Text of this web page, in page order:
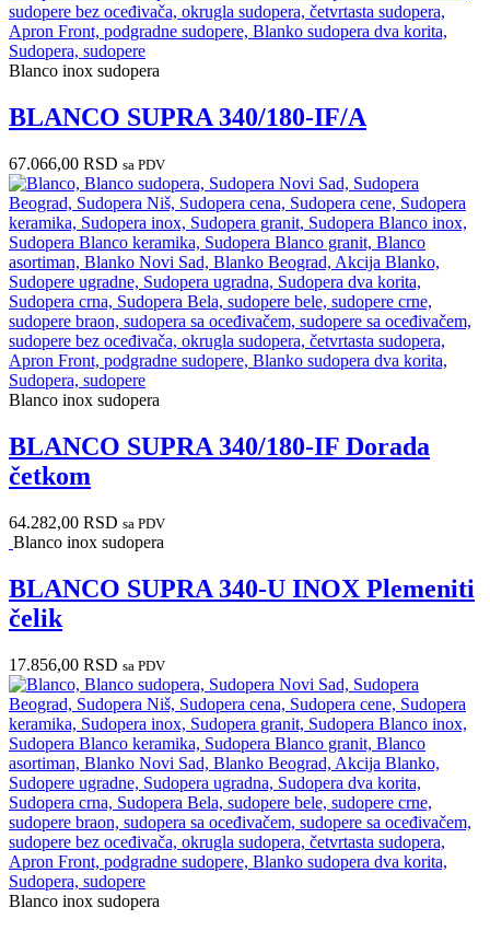
Blanco inox sudopera
BLANCO SUPRA 340/180-IF/A
67.066,00 RSD sa PDV
Blanco inox sudopera
BLANCO SUPRA 340/180-IF Dorada
četkom
64.282,00 RSD sa PDV
Blanco inox sudopera
BLANCO SUPRA 340-U INOX Plemeniti
čelik
17.856,00 RSD sa PDV
Blanco inox sudopera